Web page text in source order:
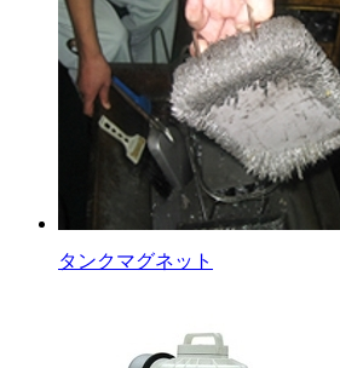
タンクマグネット